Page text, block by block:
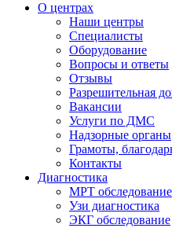
О центрах
Наши центры
Специалисты
Оборудование
Вопросы и ответы
Отзывы
Разрешительная
Вакансии
Услуги по ДМС
Надзорные органы
Грамоты,
Контакты
Диагностика
МРТ обследование
Узи диагностика
ЭКГ обследование